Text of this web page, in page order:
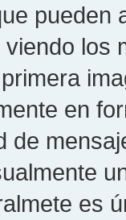
pueden
los
en
de
es